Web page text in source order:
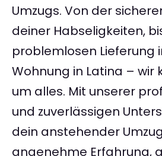
Umzugs. Von der
deiner Habseligkeiten,
problemlosen Lieferung
Wohnung in Latina – wir
um alles. Mit unserer
und zuverlässigen
dein anstehender
angenehme Erfahrung,